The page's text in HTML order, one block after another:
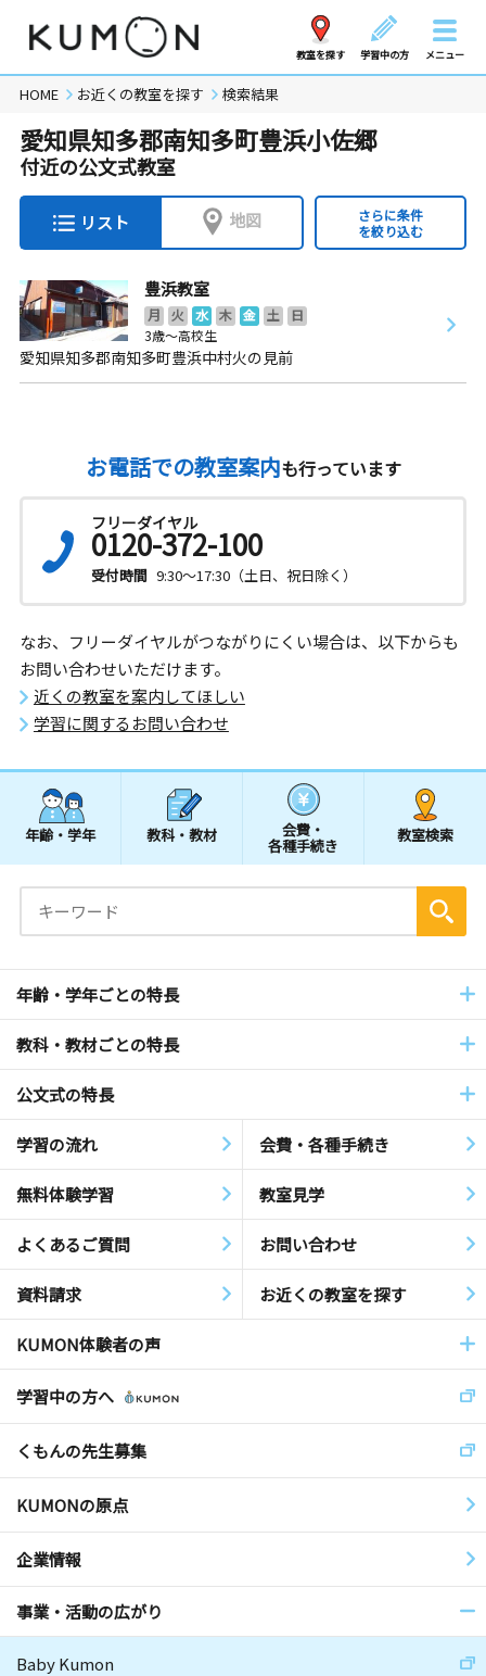
教室を探す 学習中の方 メニュー
HOME お近くの教室を探す 検索結果
愛知県知多郡南知多町豊浜小佐郷
付近の公文式教室
リスト 地図
さらに条件
を絞り込む
豊浜教室
月 火 水 木 金 土
日
3歳～高校生
愛知県知多郡南知多町豊浜中村火の見前
お電話での教室案内も行っています
フリーダイヤル
0120-372-100
受付時間 9:30～17:30（土日、祝日除く）
なお、フリーダイヤルがつながりにくい場合は、以下からも
お問い合わせいただけます。
近くの教室を案内してほしい
学習に関するお問い合わせ
年齢・学年 教科・教材 会費・
各種手続き
教室検索
年齢・学年ごとの特長
教科・教材ごとの特長
公文式の特長
学習の流れ 会費・各種手続き
無料体験学習 教室見学
よくあるご質問 お問い合わせ
資料請求 お近くの教室を探す
KUMON体験者の声
学習中の方へ
くもんの先生募集
KUMONの原点
企業情報
事業・活動の広がり
Baby Kumon